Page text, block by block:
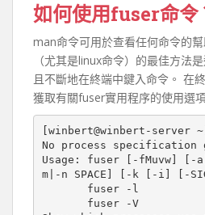
如何使用fuser命令
man命令可用於查看任何命令的
（尤其是linux命令）的最佳方法
且不斷地在終端中鍵入命令。 在
獲取有關fuser實用程序的使用選
[winbert@winbert-server
No process specification
Usage: fuser [-fMuvw]
m|-n SPACE] [-k [-i] [-